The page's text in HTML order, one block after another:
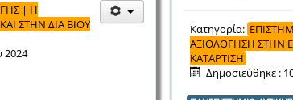
| Η
ΣΤΗΝ ΔΙΑ ΒΙΟΥ
2024
Κατηγορία:
ΑΞΙΟΛΟΓΗΣΗ ΣΤΗΝ
ΚΑΤΑΡΤΙΣΗ
Δημοσιεύθηκε :